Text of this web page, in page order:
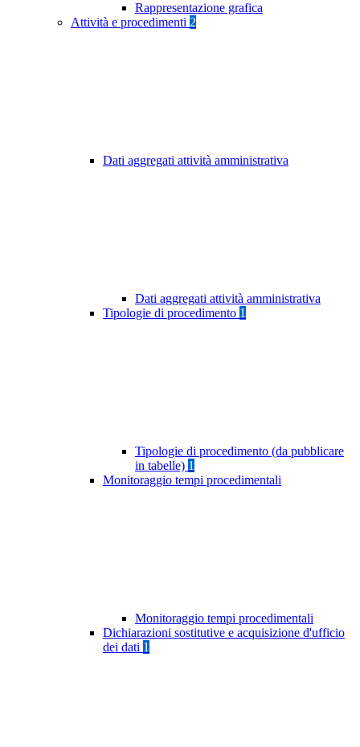
Rappresentazione grafica
Attività e procedimenti 2
Dati aggregati attività amministrativa
Dati aggregati attività amministrativa
Tipologie di procedimento 1
Tipologie di procedimento (da pubblicare
in tabelle) 1
Monitoraggio tempi procedimentali
Monitoraggio tempi procedimentali
Dichiarazioni sostitutive e acquisizione d'ufficio
dei dati 1